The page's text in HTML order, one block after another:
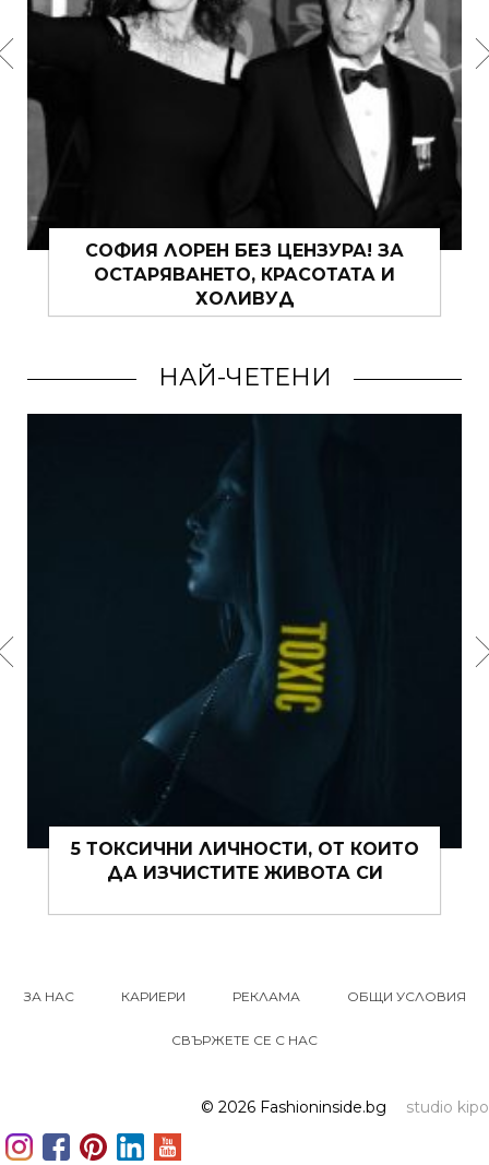
СОФИЯ ЛОРЕН БЕЗ ЦЕНЗУРА! ЗА
ОСТАРЯВАНЕТО, КРАСОТАТА И
ХОЛИВУД
НАЙ-ЧЕТЕНИ
5 ТОКСИЧНИ ЛИЧНОСТИ, ОТ КОИТО
ДА ИЗЧИСТИТЕ ЖИВОТА СИ
ЗА НАС КАРИЕРИ РЕКЛАМА ОБЩИ УСЛОВИЯ
СВЪРЖЕТЕ СЕ С НАС
studio kipo
© 2026 Fashioninside.bg